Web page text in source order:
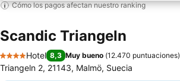
Cómo los pagos afectan nuestro ranking
Scandic Triangeln
4 Estrellas
Hotel 8,3 Muy bueno (12.470 puntuaciones)
Triangeln 2, 21143, Malmö, Suecia